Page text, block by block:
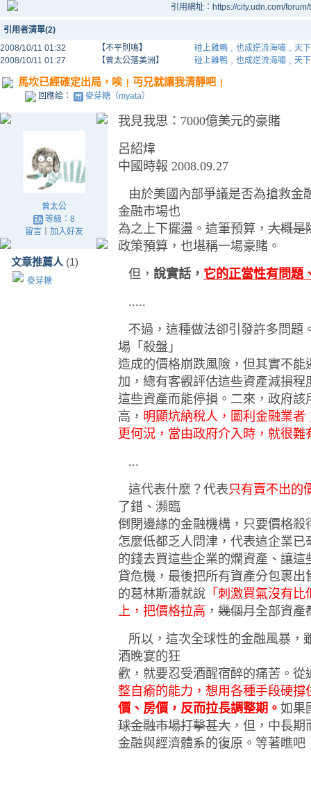
引用網址：https://city.udn.com/
引用者清單(2)
2008/10/11 01:32
【不平則鳴】
碰上雞鴨﹐也成逆流海嘯﹐天
2008/10/11 01:27
【曾太公落美洲】 碰上雞鴨﹐也成逆流海嘯﹐天
馬坎已經確定出局，唉﹗丏兄就讓我清靜吧﹗
回應給： 麥芽糖（myata）
曾太公
等級：8
留言｜ 加入好友
文章推薦人 (1)
麥芽糖
我見我思：7000億美元的豪賭
呂紹煒
中國時報 2008.09.27
由於美國內部爭議是否為搶救金
金融市場也
為之上下擺盪。這筆預算， 大概是
政策預算，也堪稱一場豪賭。
但， 說實話， 它的正當性有問題
.....
不過，這種做法卻引發許多問題
場「殺盤」
造成的價格崩跌風險，但其實不
加，總有客觀評估這些資產減損
這些資產而能停損。二來，政府
高， 明顯坑納稅人，圖利金融業
更何況，當由政府介入時，就很
...
這代表什麼？代表只有賣不出的
了錯、瀕臨
倒閉邊緣的金融機構，只要價格
怎麼低都乏人問津，代表這企業
的錢去買這些企業的爛資產、讓
貸危機，最後把所有資產分包裹
的葛林斯潘就說 「刺激買氣沒有
上，把價格拉高 ， 幾個月全部資產
所以，這次全球性的金融風暴，
酒晚宴的狂
歡，就要忍受酒醒宿醉的痛苦。從
整自瘉的能力，想用各種手段硬
價、房價 ，反而拉長調整期。 如果
球金融市場打擊甚大 ，但，中長
金融與經濟體系的復原。等著瞧吧